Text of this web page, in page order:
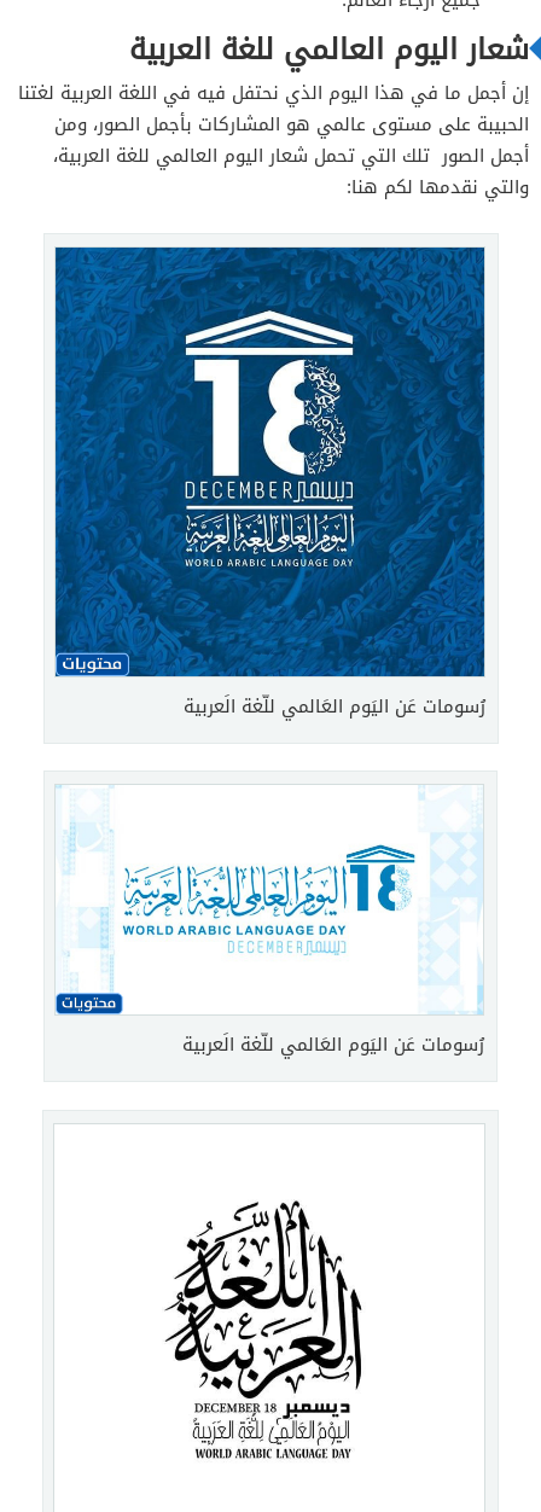
شعار اليوم العالمي للغة العربية
إن أجمل ما في هذا اليوم الذي نحتفل فيه في اللغة العربية لغتنا
الحبيبة على مستوى عالمي هو المشاركات بأجمل الصور، ومن
أجمل الصور تلك التي تحمل شعار اليوم العالمي للغة العربية،
والتي نقدمها لكم هنا:
رُسومات عَن اليَوم العَالمي للّغة الَعربية
رُسومات عَن اليَوم العَالمي للّغة الَعربية